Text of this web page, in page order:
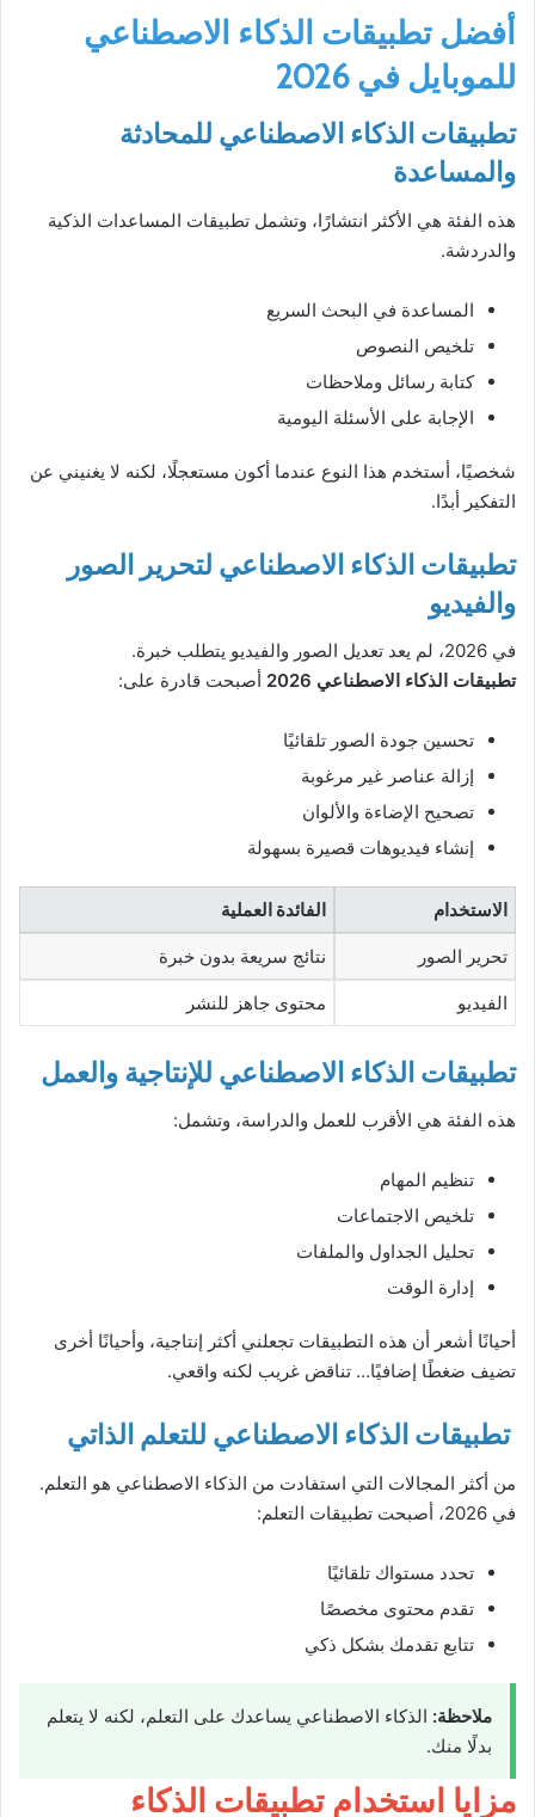
أفضل تطبيقات الذكاء الاصطناعي
للموبايل في 2026
تطبيقات الذكاء الاصطناعي للمحادثة
والمساعدة
هذه الفئة هي الأكثر انتشارًا، وتشمل تطبيقات المساعدات الذكية
والدردشة.
المساعدة في البحث السريع
تلخيص النصوص
كتابة رسائل وملاحظات
الإجابة على الأسئلة اليومية
شخصيًا، أستخدم هذا النوع عندما أكون مستعجلًا، لكنه لا يغنيني عن
التفكير أبدًا.
تطبيقات الذكاء الاصطناعي لتحرير الصور
والفيديو
في 2026، لم يعد تعديل الصور والفيديو يتطلب خبرة.
تطبيقات الذكاء الاصطناعي 2026
أصبحت قادرة على:
تحسين جودة الصور تلقائيًا
إزالة عناصر غير مرغوبة
تصحيح الإضاءة والألوان
إنشاء فيديوهات قصيرة بسهولة
الاستخدام الفائدة العملية
تحرير الصور نتائج سريعة بدون خبرة
الفيديو محتوى جاهز للنشر
تطبيقات الذكاء الاصطناعي للإنتاجية والعمل
هذه الفئة هي الأقرب للعمل والدراسة، وتشمل:
تنظيم المهام
تلخيص الاجتماعات
تحليل الجداول والملفات
إدارة الوقت
أحيانًا أشعر أن هذه التطبيقات تجعلني أكثر إنتاجية، وأحيانًا أخرى
تضيف ضغطًا إضافيًا… تناقض غريب لكنه واقعي.
تطبيقات الذكاء الاصطناعي للتعلم الذاتي
من أكثر المجالات التي استفادت من الذكاء الاصطناعي هو التعلم.
في 2026، أصبحت تطبيقات التعلم:
تحدد مستواك تلقائيًا
تقدم محتوى مخصصًا
تتابع تقدمك بشكل ذكي
ملاحظة: الذكاء الاصطناعي يساعدك على التعلم، لكنه لا يتعلم
بدلًا منك.
مزايا استخدام تطبيقات الذكاء